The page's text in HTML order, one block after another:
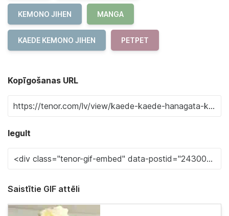
KEMONO JIHEN MANGA
KAEDE KEMONO JIHEN PETPET
Kopīgošanas URL
Iegult
Saistītie GIF attēli